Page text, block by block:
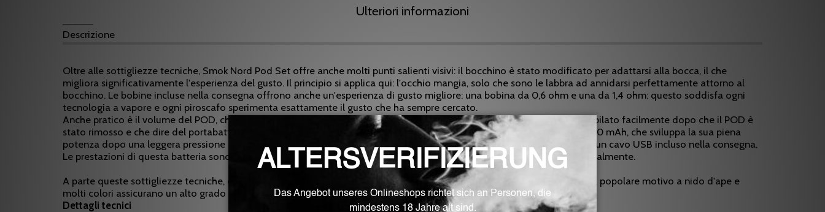
Ulteriori informazioni
Descrizione
Oltre alle sottigliezze tecniche, Smok Nord Pod Set offre anche molti punti salienti visivi: il bocchino è stato modificato per adattarsi alla bocca, il che
migliora significativamente l'esperienza del gusto. Il principio si applica qui: l'occhio mangia, solo che sono le labbra ad annidarsi perfettamente attorno al
bocchino. Le bobine incluse nella consegna offrono anche un'esperienza di gusto migliore: una bobina da 0,6 ohm e una da 1,4 ohm: questo soddisfa ogni
tecnologia a vapore e ogni piroscafo sperimenta esattamente il gusto che ha sempre cercato.
Anche pratico è il volume del POD, che può contenere fino a 3 millilitri del tuo liquido preferito. Questo può essere compilato facilmente dopo che il POD è
stato rimosso e che dire del portabatteria che occupa la parte inferiore del set? Qui è stata installata una batteria da 1100 mAh, che sviluppa la sua piena
potenza dopo una leggera pressione sul pulsante di fuoco. E ovviamente questa batteria può anche essere caricata con un cavo USB incluso nella consegna.
Le prestazioni di questa batteria sono anche di un massimo di 15 watt, che ovviamente possono essere regolate individualmente.
A parte queste sottigliezze tecniche, questo set sembra semplicemente chic e moderno. È deliberatamente prodotto nel popolare motivo a nido d'ape e
molti colori assicurano un alto grado di popolarità.
Dettagli tecnici